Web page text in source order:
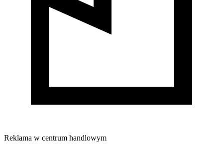
Reklama w centrum handlowym